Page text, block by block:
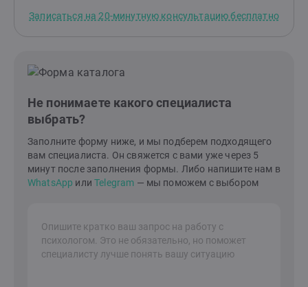
поддержка, понимание, принятие, осознание.
Записаться на 20-минутную консультацию бесплатно
Не понимаете какого специалиста
выбрать?
Заполните форму ниже, и мы подберем подходящего
вам специалиста. Он свяжется с вами уже через 5
минут после заполнения формы. Либо напишите нам в
WhatsApp илиTelegram — мы поможем с выбором